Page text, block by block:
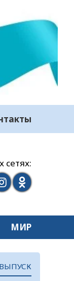
сетях:
МИР